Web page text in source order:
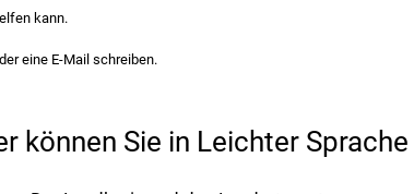
kann.
eine E-Mail schreiben.
können Sie in Leichter Sprache